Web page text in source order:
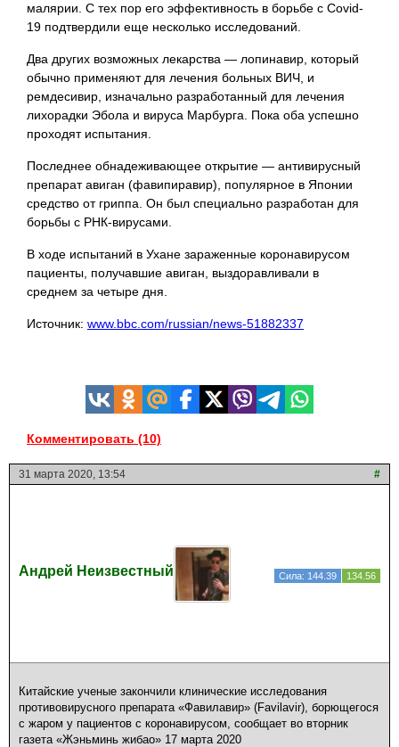
малярии. С тех пор его эффективность в борьбе с Covid-
19 подтвердили еще несколько исследований.
Два других возможных лекарства — лопинавир, который
обычно применяют для лечения больных ВИЧ, и
ремдесивир, изначально разработанный для лечения
лихорадки Эбола и вируса Марбурга. Пока оба успешно
проходят испытания.
Последнее обнадеживающее открытие — антивирусный
препарат авиган (фавипиравир), популярное в Японии
средство от гриппа. Он был специально разработан для
борьбы с РНК-вирусами.
В ходе испытаний в Ухане зараженные коронавирусом
пациенты, получавшие авиган, выздоравливали в
среднем за четыре дня.
Источник: www.bbc.com/russian/news-51882337
Комментировать (10)
31 марта 2020, 13:54 #
Андрей Неизвестный Сила: 144.39 134.56
Китайские ученые закончили клинические исследования
противовирусного препарата «Фавилавир» (Favilavir), борющегося
с жаром у пациентов с коронавирусом, сообщает во вторник
газета «Жэньминь жибао» 17 марта 2020